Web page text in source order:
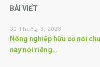
BÀI VIẾT
30 Tháng 3, 2023
Nông nghiệp hữu cơ nói
nay nói riêng…